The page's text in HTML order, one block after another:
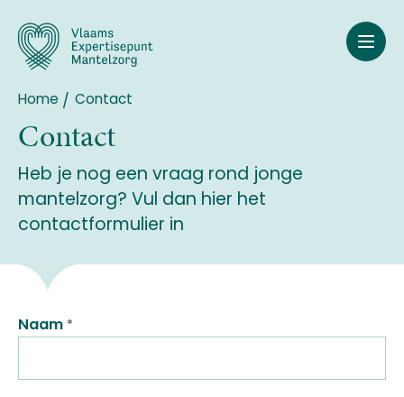
naar
inhoud
Breadcrumb
Home Contact
Contact
Heb je nog een vraag rond jonge
mantelzorg? Vul dan hier het
contactformulier in
Naam